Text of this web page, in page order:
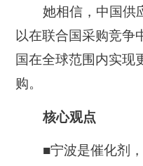
她相信，中国供
以在联合国采购竞争
国在全球范围内实现
购。
核心观点
■宁波是催化剂